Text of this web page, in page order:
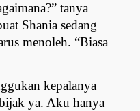
tanya
Shania sedang
menoleh. “Biasa
kepalanya
ya. Aku hanya